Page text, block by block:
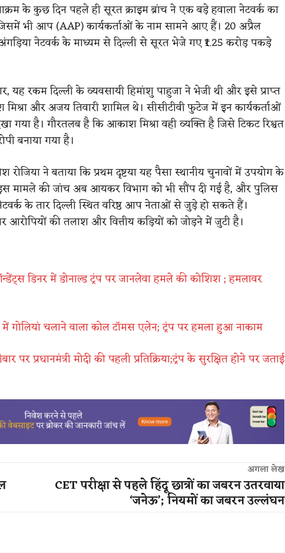
के कुछ दिन पहले ही सूरत क्राइम ब्रांच ने एक बड़े हवाला नेटवर्क का
भी आप (AAP) कार्यकर्ताओं के नाम सामने आए हैं। 20 अप्रैल
नेटवर्क के माध्यम से दिल्ली से सूरत भेजे गए ₹1.25 करोड़ पकड़े
यह रकम दिल्ली के व्यवसायी हिमांशु पाहुजा ने भेजी थी और इसे प्राप्त
और अजय तिवारी शामिल थे। सीसीटीवी फुटेज में इन कार्यकर्ताओं
गया है। गौरतलब है कि आकाश मिश्रा वही व्यक्ति है जिसे टिकट रिश्वत
बनाया गया है।
रोजिया ने बताया कि प्रथम दृष्टया यह पैसा स्थानीय चुनावों में उपयोग के
मामले की जांच अब आयकर विभाग को भी सौंप दी गई है, और पुलिस
के तार दिल्ली स्थित वरिष्ठ आप नेताओं से जुड़े हो सकते हैं।
आरोपियों की तलाश और वित्तीय कड़ियों को जोड़ने में जुटी है।
डिनर में डोनाल्ड ट्रंप पर जानलेवा हमले की कोशिश ; हमलावर
गोलियां चलाने वाला कोल टॉमस एलेन; ट्रंप पर हमला हुआ नाकाम
पर प्रधानमंत्री मोदी की पहली प्रतिक्रिया;ट्रंप के सुरक्षित होने पर जताई
अगला लेख
CET परीक्षा से पहले हिंदू छात्रों का जबरन उतरवाया
‘जनेऊ’; नियमों का जबरन उल्लंघन